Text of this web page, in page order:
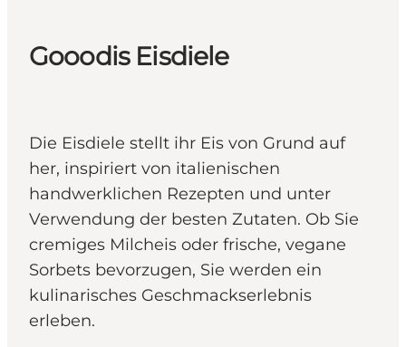
Gooodis Eisdiele
Die Eisdiele stellt ihr Eis von Grund auf
her, inspiriert von italienischen
handwerklichen Rezepten und unter
Verwendung der besten Zutaten. Ob Sie
cremiges Milcheis oder frische, vegane
Sorbets bevorzugen, Sie werden ein
kulinarisches Geschmackserlebnis
erleben.